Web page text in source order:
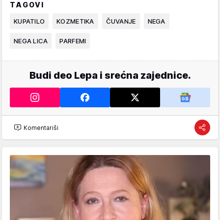
TAGOVI
KUPATILO KOZMETIKA ČUVANJE NEGA
NEGA LICA PARFEMI
Budi deo Lepa i srećna zajednice.
Komentariši